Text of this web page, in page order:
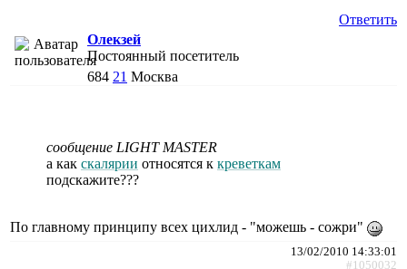
Ответить
Олекзей
Постоянный посетитель
684 21 Москва
сообщение LIGHT MASTER
а как скалярии относятся к креветкам
подскажите???
По главному принципу всех цихлид - "можешь - сожри"
13/02/2010 14:33:01
#1050032